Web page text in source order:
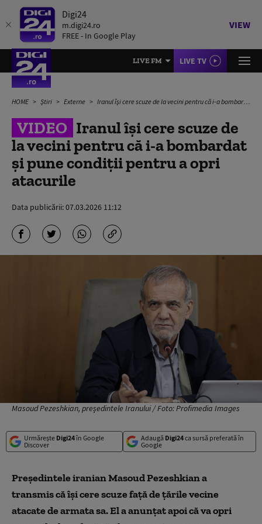
Digi24
m.digi24.ro
FREE - In Google Play
VIEW
LIVE FM LIVE TV
HOME Știri Externe Iranul își cere scuze de la vecini pentru că i-a bombardat și pune condiții pentru a opri atacurile
VIDEO Iranul își cere scuze de
la vecini pentru că i-a bombardat
și pune condiții pentru a opri
atacurile
Data publicării:07.03.2026 11:12
Masoud Pezeshkian, președintele Iranului / Foto: Profimedia Images
Urmărește Digi24în Google
Discover
Adaugă Digi24ca sursă preferată în
Google
Preşedintele iranian Masoud Pezeshkian a
transmis că își cere scuze față de țările vecine
atacate de armata sa. El a anunțat apoi că va opri